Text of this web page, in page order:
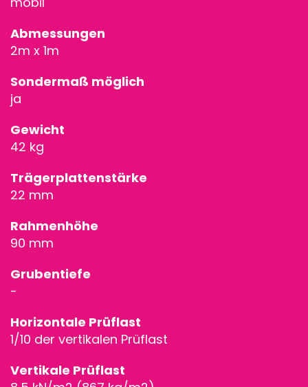
Abmessungen
2m x 1m
Sondermaß möglich
ja
Gewicht
42 kg
Trägerplattenstärke
22 mm
Rahmenhöhe
90 mm
Grubentiefe
-
Horizontale Prüflast
1/10 der vertikalen Prüflast
Vertikale Prüflast